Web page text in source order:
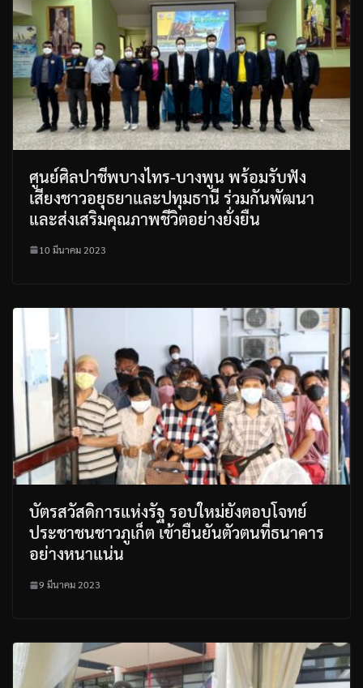
ศูนย์ศิลปาชีพบางไทร-บางพูน พร้อมรับฟัง
เสียงชาวอยุธยาและปทุมธานี ร่วมกันพัฒนา
และส่งเสริมคุณภาพชีวิตอย่างยั่งยืน
10 มีนาคม 2023
บัตรสวัสดิการแห่งรัฐ รอบใหม่ยังตอบโจทย์
ประชาชนชาวภูเก็ต เข้ายืนยันตัวตนที่ธนาคาร
อย่างหนาแน่น
9 มีนาคม 2023